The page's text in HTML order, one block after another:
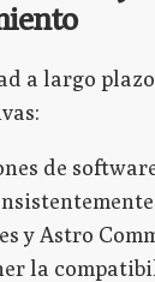
a largo
de
y Astro
la